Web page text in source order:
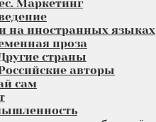
Маркетинг
на иностранных языках
проза
страны
авторы
сам